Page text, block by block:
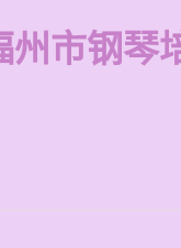
州市钢琴